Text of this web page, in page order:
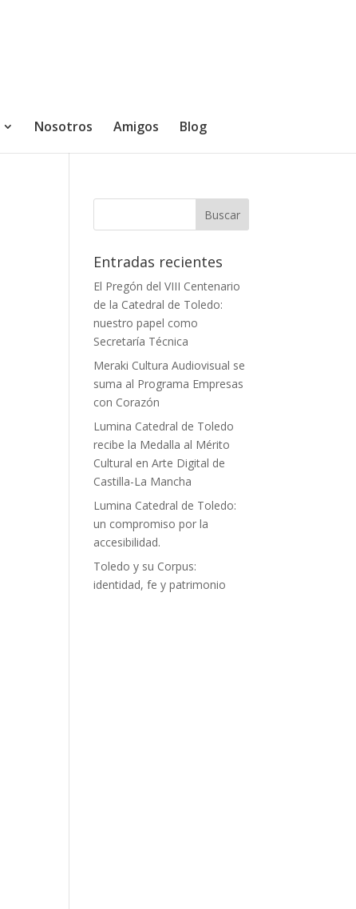
Nosotros Amigos Blog
Entradas recientes
El Pregón del VIII Centenario
de la Catedral de Toledo:
nuestro papel como
Secretaría Técnica
Meraki Cultura Audiovisual se
suma al Programa Empresas
con Corazón
Lumina Catedral de Toledo
recibe la Medalla al Mérito
Cultural en Arte Digital de
Castilla-La Mancha
Lumina Catedral de Toledo:
un compromiso por la
accesibilidad.
Toledo y su Corpus:
identidad, fe y patrimonio